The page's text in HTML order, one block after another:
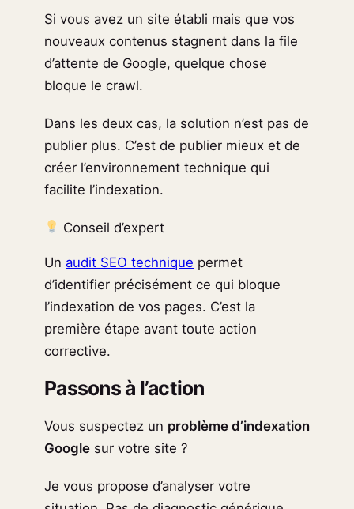
Si vous avez un site établi mais que vos
nouveaux contenus stagnent dans la file
d’attente de Google, quelque chose
bloque le crawl.
Dans les deux cas, la solution n’est pas de
publier plus. C’est de publier mieux et de
créer l’environnement technique qui
facilite l’indexation.
Conseil d’expert
Un audit SEO technique permet
d’identifier précisément ce qui bloque
l’indexation de vos pages. C’est la
première étape avant toute action
corrective.
Passons à l’action
Vous suspectez un problème d’indexation
Google sur votre site ?
Je vous propose d’analyser votre